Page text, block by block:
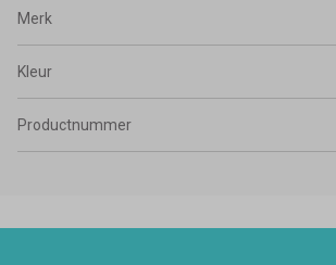
Merk
Kleur
Productnummer